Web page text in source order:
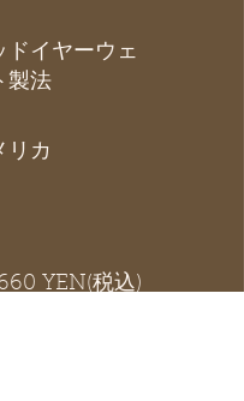
ドイヤーウェ
製法
リカ
YEN(税込)